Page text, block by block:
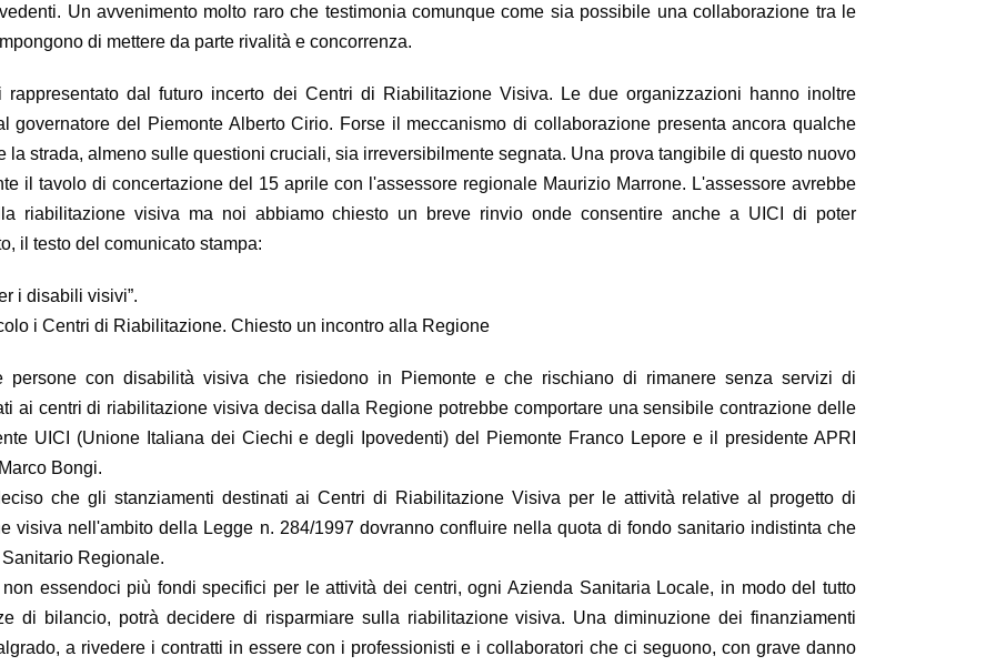
Un avvenimento molto raro che testimonia comunque come sia possibile una collaborazione tra le
di mettere da parte rivalità e concorrenza.
rappresentato dal futuro incerto dei Centri di Riabilitazione Visiva. Le due organizzazioni hanno inoltre
governatore del Piemonte Alberto Cirio. Forse il meccanismo di collaborazione presenta ancora qualche
la strada, almeno sulle questioni cruciali, sia irreversibilmente segnata. Una prova tangibile di questo nuovo
il tavolo di concertazione del 15 aprile con l'assessore regionale Maurizio Marrone. L'assessore avrebbe
riabilitazione visiva ma noi abbiamo chiesto un breve rinvio onde consentire anche a UICI di poter
il testo del comunicato stampa:
i disabili visivi”.
i Centri di Riabilitazione. Chiesto un incontro alla Regione
persone con disabilità visiva che risiedono in Piemonte e che rischiano di rimanere senza servizi di
ai centri di riabilitazione visiva decisa dalla Regione potrebbe comportare una sensibile contrazione delle
UICI (Unione Italiana dei Ciechi e degli Ipovedenti) del Piemonte Franco Lepore e il presidente APRI
Bongi.
che gli stanziamenti destinati ai Centri di Riabilitazione Visiva per le attività relative al progetto di
visiva nell'ambito della Legge n. 284/1997 dovranno confluire nella quota di fondo sanitario indistinta che
Regionale.
essendoci più fondi specifici per le attività dei centri, ogni Azienda Sanitaria Locale, in modo del tutto
di bilancio, potrà decidere di risparmiare sulla riabilitazione visiva. Una diminuzione dei finanziamenti
a rivedere i contratti in essere con i professionisti e i collaboratori che ci seguono, con grave danno